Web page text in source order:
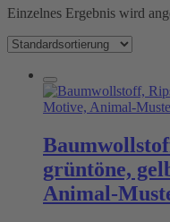
Einzelnes Ergebnis wird
grüntöne,
Animal-